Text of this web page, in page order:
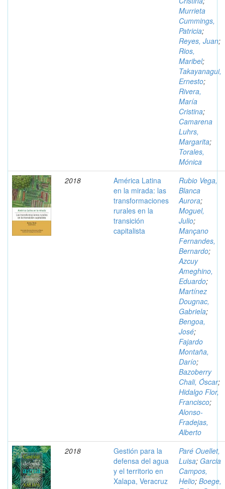
Murrieta
Cummings,
Patricia;
Reyes, Juan;
Rios,
Maribel;
Takayanagui,
Ernesto;
Rivera,
María
Cristina;
Camarena
Luhrs,
Margarita;
Torales,
Mónica
2018
América Latina
en la mirada: las
transformaciones
rurales en la
transición
capitalista
Rubio Vega,
Blanca
Aurora;
Moguel,
Julio;
Mançano
Fernandes,
Bernardo;
Azcuy
Ameghino,
Eduardo;
Martínez
Dougnac,
Gabriela;
Bengoa,
José;
Fajardo
Montaña,
Darío;
Bazoberry
Chali, Óscar;
Hidalgo Flor,
Francisco;
Alonso-
Fradejas,
Alberto
2018
Gestión para la
defensa del agua
y el territorio en
Xalapa, Veracruz
Paré Ouellet,
Luisa; Garcia
Campos,
Helio; Boege,